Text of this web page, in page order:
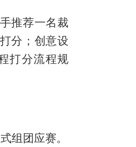
推荐一名裁
分；创意设
打分流程规
组团应赛。